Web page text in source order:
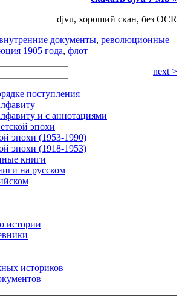
djvu, хороший скан, без OCR
документы, революционные
1905 года, флот
next >
поступления
и с аннотациями
эпохи
эпохи (1953-1990)
эпохи (1918-1953)
книги
на русском
истории
историков